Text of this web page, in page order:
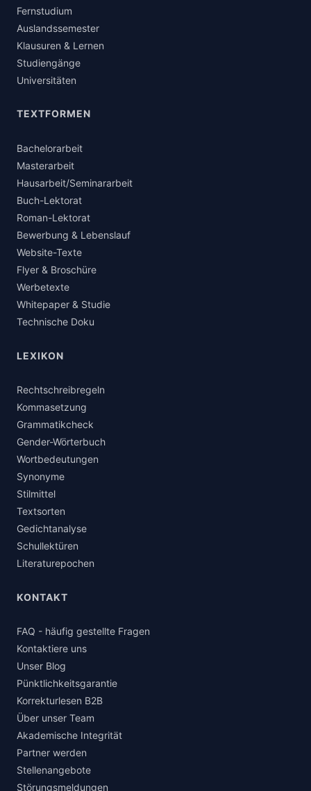
Fernstudium
Auslandssemester
Klausuren & Lernen
Studiengänge
Universitäten
TEXTFORMEN
Bachelorarbeit
Masterarbeit
Hausarbeit/Seminararbeit
Buch-Lektorat
Roman-Lektorat
Bewerbung & Lebenslauf
Website-Texte
Flyer & Broschüre
Werbetexte
Whitepaper & Studie
Technische Doku
LEXIKON
Rechtschreibregeln
Kommasetzung
Grammatikcheck
Gender-Wörterbuch
Wortbedeutungen
Synonyme
Stilmittel
Textsorten
Gedichtanalyse
Schullektüren
Literaturepochen
KONTAKT
FAQ - häufig gestellte Fragen
Kontaktiere uns
Unser Blog
Pünktlichkeitsgarantie
Korrekturlesen B2B
Über unser Team
Akademische Integrität
Partner werden
Stellenangebote
Störungsmeldungen